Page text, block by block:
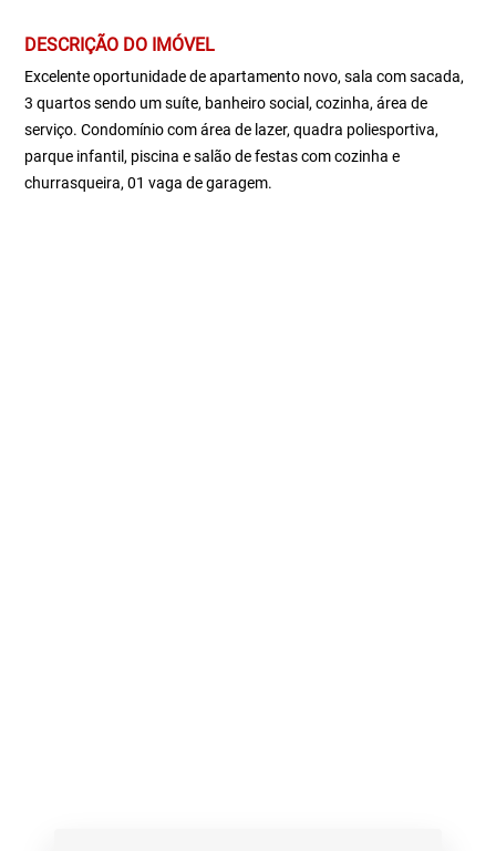
DESCRIÇÃO DO IMÓVEL
Excelente oportunidade de apartamento novo, sala com sacada,
3 quartos sendo um suíte, banheiro social, cozinha, área de
serviço. Condomínio com área de lazer, quadra poliesportiva,
parque infantil, piscina e salão de festas com cozinha e
churrasqueira, 01 vaga de garagem.